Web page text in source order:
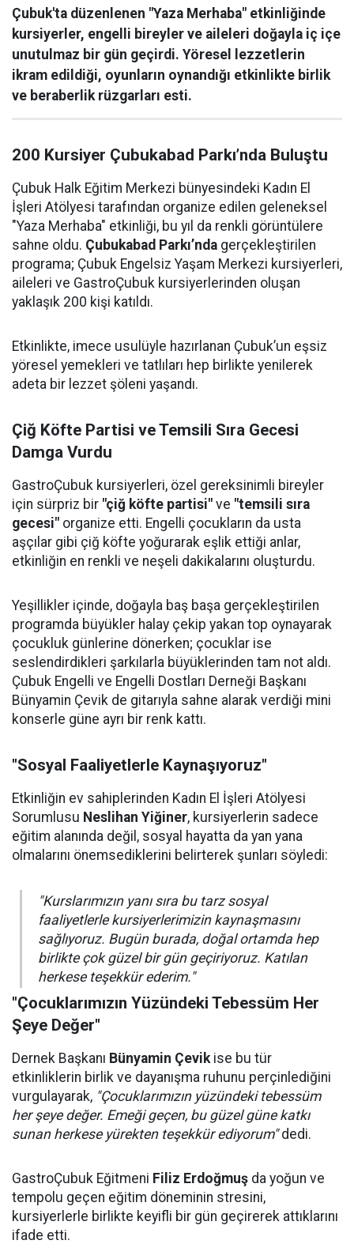
Çubuk'ta düzenlenen "Yaza Merhaba" etkinliğinde
kursiyerler, engelli bireyler ve aileleri doğayla iç içe
unutulmaz bir gün geçirdi. Yöresel lezzetlerin
ikram edildiği, oyunların oynandığı etkinlikte birlik
ve beraberlik rüzgarları esti.
200 Kursiyer Çubukabad Parkı’nda Buluştu
Çubuk Halk Eğitim Merkezi bünyesindeki Kadın El
İşleri Atölyesi tarafından organize edilen geleneksel
"Yaza Merhaba" etkinliği, bu yıl da renkli görüntülere
sahne oldu. Çubukabad Parkı’nda gerçekleştirilen
programa; Çubuk Engelsiz Yaşam Merkezi kursiyerleri,
aileleri ve GastroÇubuk kursiyerlerinden oluşan
yaklaşık 200 kişi katıldı.
Etkinlikte, imece usulüyle hazırlanan Çubuk’un eşsiz
yöresel yemekleri ve tatlıları hep birlikte yenilerek
adeta bir lezzet şöleni yaşandı.
Çiğ Köfte Partisi ve Temsili Sıra Gecesi
Damga Vurdu
GastroÇubuk kursiyerleri, özel gereksinimli bireyler
için sürpriz bir "çiğ köfte partisi" ve "temsili sıra
gecesi" organize etti. Engelli çocukların da usta
aşçılar gibi çiğ köfte yoğurarak eşlik ettiği anlar,
etkinliğin en renkli ve neşeli dakikalarını oluşturdu.
Yeşillikler içinde, doğayla baş başa gerçekleştirilen
programda büyükler halay çekip yakan top oynayarak
çocukluk günlerine dönerken; çocuklar ise
seslendirdikleri şarkılarla büyüklerinden tam not aldı.
Çubuk Engelli ve Engelli Dostları Derneği Başkanı
Bünyamin Çevik de gitarıyla sahne alarak verdiği mini
konserle güne ayrı bir renk kattı.
"Sosyal Faaliyetlerle Kaynaşıyoruz"
Etkinliğin ev sahiplerinden Kadın El İşleri Atölyesi
Sorumlusu Neslihan Yiğiner, kursiyerlerin sadece
eğitim alanında değil, sosyal hayatta da yan yana
olmalarını önemsediklerini belirterek şunları söyledi:
"Kurslarımızın yanı sıra bu tarz sosyal
faaliyetlerle kursiyerlerimizin kaynaşmasını
sağlıyoruz. Bugün burada, doğal ortamda hep
birlikte çok güzel bir gün geçiriyoruz. Katılan
herkese teşekkür ederim."
"Çocuklarımızın Yüzündeki Tebessüm Her
Şeye Değer"
Dernek Başkanı Bünyamin Çevikise bu tür
etkinliklerin birlik ve dayanışma ruhunu perçinlediğini
vurgulayarak, "Çocuklarımızın yüzündeki tebessüm
her şeye değer. Emeği geçen, bu güzel güne katkı
sunan herkese yürekten teşekkür ediyorum"dedi.
GastroÇubuk Eğitmeni Filiz Erdoğmuş da yoğun ve
tempolu geçen eğitim döneminin stresini,
kursiyerlerle birlikte keyifli bir gün geçirerek attıklarını
ifade etti.